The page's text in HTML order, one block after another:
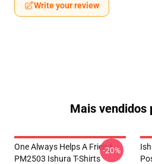
Write your review
Mais vendidos
One Always Helps A Friend
PM2503 Ishura T-Shirts
-20%